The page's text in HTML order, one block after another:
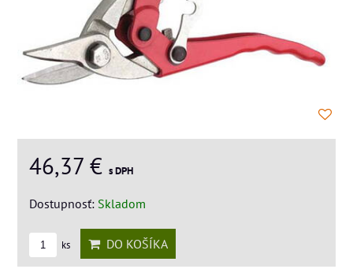
46,37 € s DPH
Dostupnosť: Skladom
ks DO KOŠÍKA